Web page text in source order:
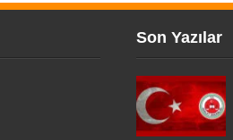
Son Yazılar